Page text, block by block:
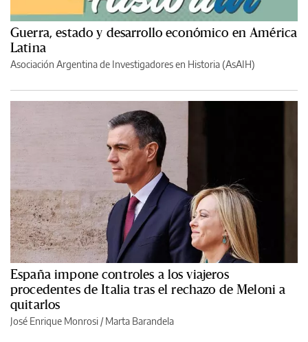
Guerra, estado y desarrollo económico en América
Latina
Asociación Argentina de Investigadores en Historia (AsAIH)
España impone controles a los viajeros
procedentes de Italia tras el rechazo de Meloni a
quitarlos
José Enrique Monrosi / Marta Barandela